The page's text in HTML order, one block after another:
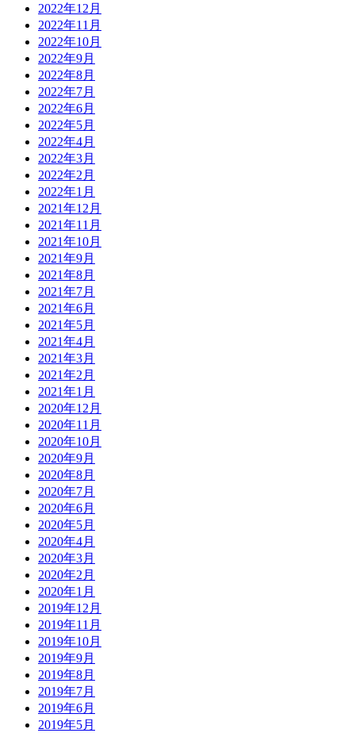
2022年12月
2022年11月
2022年10月
2022年9月
2022年8月
2022年7月
2022年6月
2022年5月
2022年4月
2022年3月
2022年2月
2022年1月
2021年12月
2021年11月
2021年10月
2021年9月
2021年8月
2021年7月
2021年6月
2021年5月
2021年4月
2021年3月
2021年2月
2021年1月
2020年12月
2020年11月
2020年10月
2020年9月
2020年8月
2020年7月
2020年6月
2020年5月
2020年4月
2020年3月
2020年2月
2020年1月
2019年12月
2019年11月
2019年10月
2019年9月
2019年8月
2019年7月
2019年6月
2019年5月